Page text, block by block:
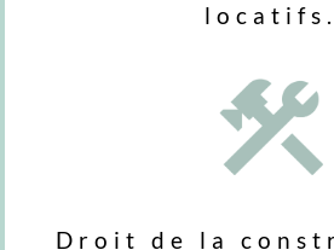
locatifs.
Droit de la